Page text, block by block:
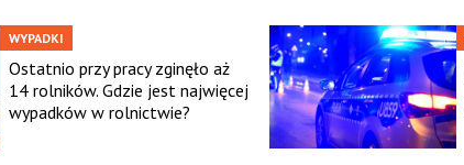
WYPADKI
Ostatnio przy pracy zginęło aż
14 rolników. Gdzie jest najwięcej
wypadków w rolnictwie?